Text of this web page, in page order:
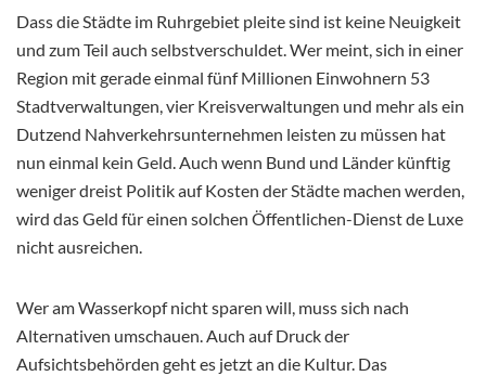
Dass die Städte im Ruhrgebiet pleite sind ist keine Neuigkeit
und zum Teil auch selbstverschuldet. Wer meint, sich in einer
Region mit gerade einmal fünf Millionen Einwohnern 53
Stadtverwaltungen, vier Kreisverwaltungen und mehr als ein
Dutzend Nahverkehrsunternehmen leisten zu müssen hat
nun einmal kein Geld. Auch wenn Bund und Länder künftig
weniger dreist Politik auf Kosten der Städte machen werden,
wird das Geld für einen solchen Öffentlichen-Dienst de Luxe
nicht ausreichen.
Wer am Wasserkopf nicht sparen will, muss sich nach
Alternativen umschauen. Auch auf Druck der
Aufsichtsbehörden geht es jetzt an die Kultur. Das